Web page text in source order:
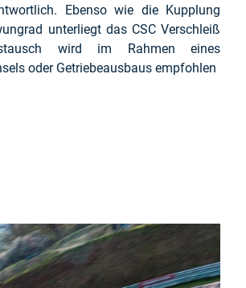
Ebenso wie die Kupplung
unterliegt das CSC Verschleiß
wird im Rahmen eines
oder Getriebeausbaus empfohlen